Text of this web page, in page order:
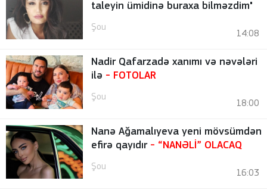
taleyin ümidinə buraxa bilməzdim"
Şou
14:08
Nadir Qafarzadə xanımı və nəvələri
ilə - FOTOLAR
Şou
18:00
Nanə Ağamalıyeva yeni mövsümdən
efirə qayıdır - “NANƏLİ” OLACAQ
Şou
16:03